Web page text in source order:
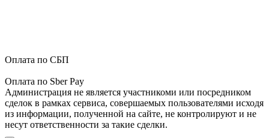
Оплата по СБП
Оплата по Sber Pay
Администрация не является участникоми или посредником
сделок в рамках сервиса, совершаемых пользователями исходя
из информации, полученной на сайте, не контролируют и не
несут ответственности за такие сделки.